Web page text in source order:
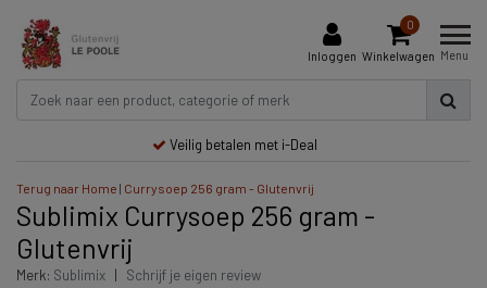
Inloggen
0
Winkelwagen Menu
Veilig betalen met i-Deal
Terug naar Home | Currysoep 256 gram - Glutenvrij
Sublimix Currysoep 256 gram -
Glutenvrij
Merk: Sublimix | Schrijf je eigen review